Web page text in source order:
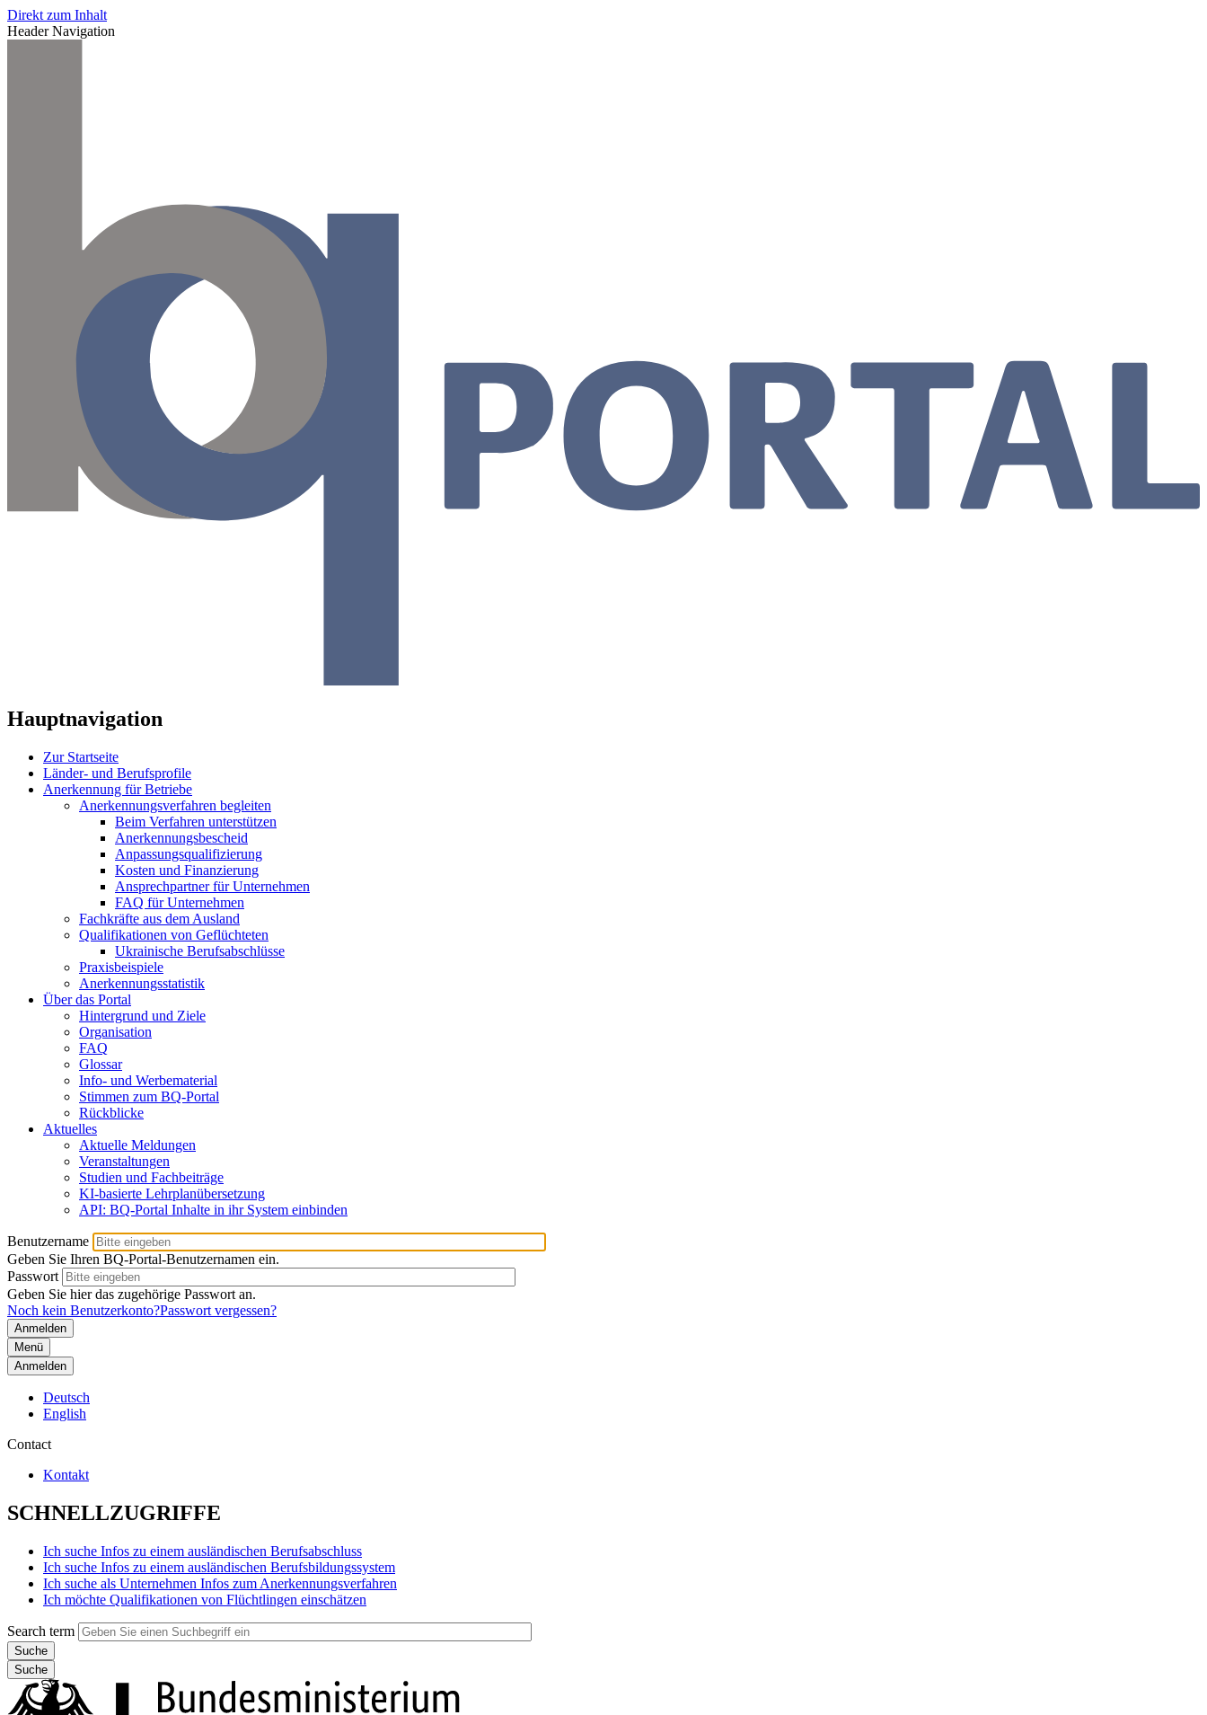
Direkt zum Inhalt
Header Navigation
Hauptnavigation
Zur Startseite
Länder- und Berufsprofile
Anerkennung für Betriebe
Anerkennungsverfahren begleiten
Beim Verfahren unterstützen
Anerkennungsbescheid
Anpassungsqualifizierung
Kosten und Finanzierung
Ansprechpartner für Unternehmen
FAQ für Unternehmen
Fachkräfte aus dem Ausland
Qualifikationen von Geflüchteten
Ukrainische Berufsabschlüsse
Praxisbeispiele
Anerkennungsstatistik
Über das Portal
Hintergrund und Ziele
Organisation
FAQ
Glossar
Info- und Werbematerial
Stimmen zum BQ-Portal
Rückblicke
Aktuelles
Aktuelle Meldungen
Veranstaltungen
Studien und Fachbeiträge
KI-basierte Lehrplanübersetzung
API: BQ-Portal Inhalte in ihr System einbinden
Benutzername
Geben Sie Ihren BQ-Portal-Benutzernamen ein.
Passwort
Geben Sie hier das zugehörige Passwort an.
Noch kein Benutzerkonto?Passwort vergessen?
Menü
Anmelden
Deutsch
English
Contact
Kontakt
SCHNELLZUGRIFFE
Ich suche Infos zu einem ausländischen Berufsabschluss
Ich suche Infos zu einem ausländischen Berufsbildungssystem
Ich suche als Unternehmen Infos zum Anerkennungsverfahren
Ich möchte Qualifikationen von Flüchtlingen einschätzen
Search term
Suche